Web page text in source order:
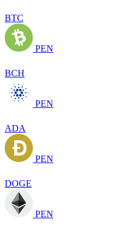
BTC
PEN
BCH
PEN
ADA
PEN
DOGE
PEN